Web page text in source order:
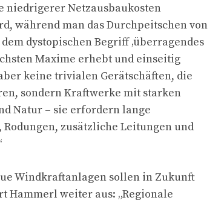
niedrigerer Netzausbaukosten
während man das Durchpeitschen von
dystopischen Begriff ‚überragendes
Maxime erhebt und einseitig
keine trivialen Gerätschäften, die
sondern Kraftwerke mit starken
Natur – sie erfordern lange
zusätzliche Leitungen und
Windkraftanlagen sollen in Zukunft
Hammerl weiter aus: „Regionale